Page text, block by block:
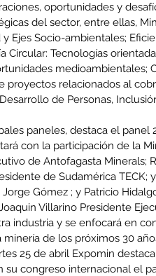
en
Abril-
oportunidades y
del sector, entre ellas,
Ejes Socio-ambientales;
Circular: Tecnologías
medioambientales;
proyectos relacionados al
de Personas,
paneles, destaca el panel
con la participación de la
de Antofagasta Minerals;
de Sudamérica
Jorge Gómez ; y Patricio
Villarino Presidente
industria y se enfocará en
minería de los próximos 30
25 de abril Expomin
su congreso internacional el